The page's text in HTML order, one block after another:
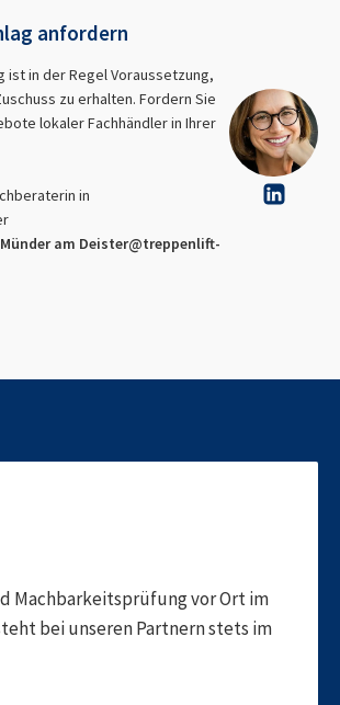
anfordern
ist in der Regel Voraussetzung,
zu erhalten. Fordern Sie
lokaler Fachhändler in Ihrer
in
am Deister@treppenlift-
Machbarkeitsprüfung vor Ort im
bei unseren Partnern stets im